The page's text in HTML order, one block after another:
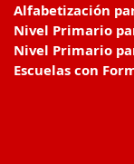
Alfabetización
Nivel Primario
Nivel Primario
Escuelas con